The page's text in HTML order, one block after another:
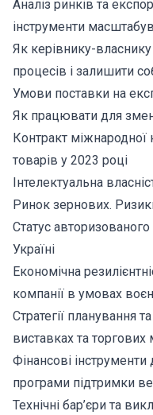
Аналіз ринків та
інструменти
Як керівнику-
процесів і залишити
Умови поставки на
Як працювати для
Контракт міжнародної
товарів у 2023 році
Інтелектуальна
Ринок зернових.
Статус
Україні
Економічна
компанії в умовах
Стратегії планування
виставках та торгових
Фінансові
програми підтримки
Технічні бар’єри та